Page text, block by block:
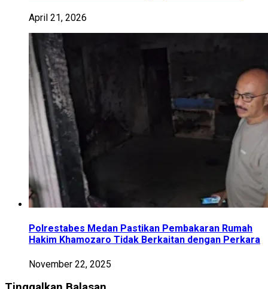
April 21, 2026
Polrestabes Medan Pastikan Pembakaran Rumah
Hakim Khamozaro Tidak Berkaitan dengan Perkara
November 22, 2025